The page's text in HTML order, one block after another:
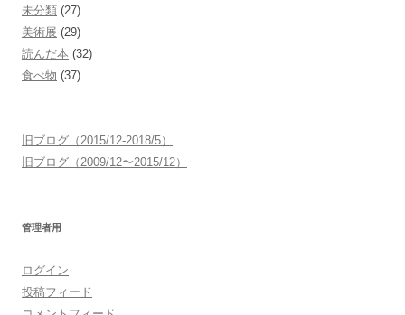
未分類 (27)
美術展 (29)
読んだ本 (32)
食べ物 (37)
旧ブログ（2015/12-2018/5）
旧ブログ（2009/12〜2015/12）
管理者用
ログイン
投稿フィード